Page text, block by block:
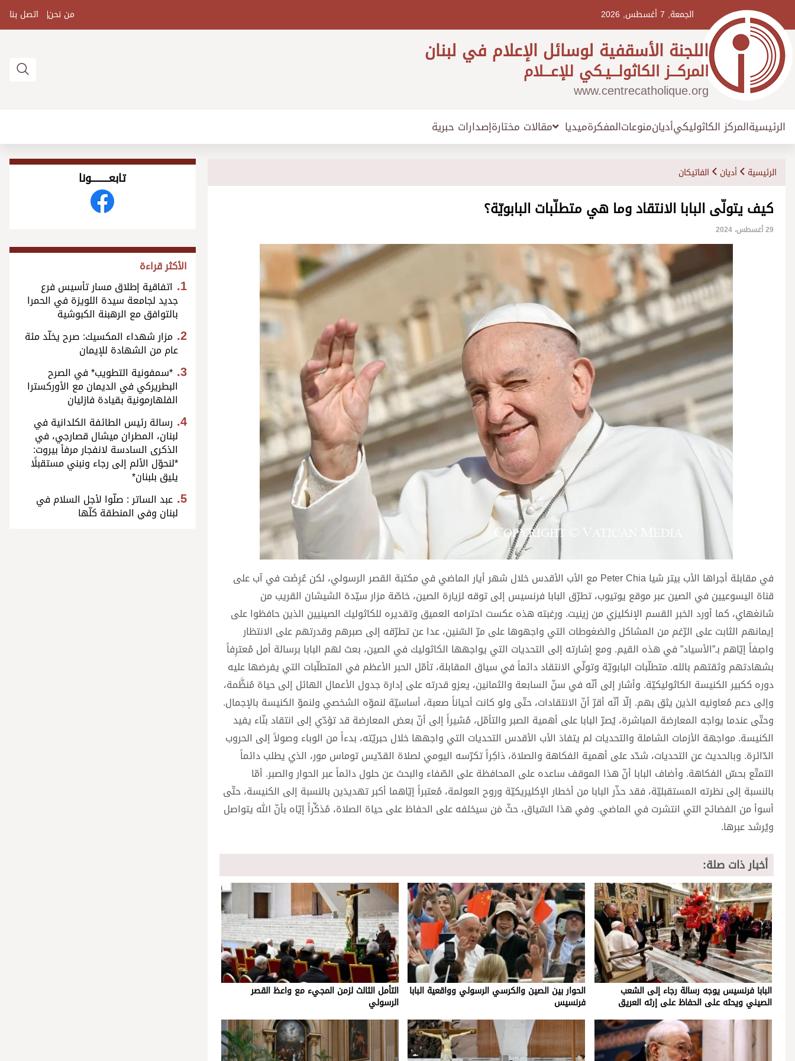
الجمعة, 7 أغسطس, 2026 من نحن اتصل بنا
اللجنة الأسقفية لوسائل الإعلام في لبنان
المركـــز الكاثولـــيـكي للإعـــلام
www.centrecatholique.org
الرئيسيةالمركز الكاثوليكيأديانمنوعاتالمفكرةميديا مقالات مختارةإصدارات حبرية
الرئيسية أديان الفاتيكان
كيف يتولّى البابا الانتقاد وما هي متطلّبات البابويّة؟
29 أغسطس، 2024
في مقابلة أجراها الأب بيتر شيا Peter Chia مع الأب الأقدس خلال شهر أيار الماضي في مكتبة القصر الرسولي، لكن عُرِضَت في آب على
قناة اليسوعيين في الصين عبر موقع يوتيوب، تطرّق البابا فرنسيس إلى توقه لزيارة الصين، خاصّة مزار سيّدة الشيشان القريب من
شانغهاي، كما أورد الخبر القسم الإنكليزي من زينيت. ورغبته هذه عكست احترامه العميق وتقديره للكاثوليك الصينيين الذين حافظوا على
إيمانهم الثابت على الرّغم من المشاكل والضغوطات التي واجهوها على مرّ السّنين، عدا عن تطرّقه إلى صبرهم وقدرتهم على الانتظار
واصِفاً إيّاهم بـ”الأسياد” في هذه القيم. ومع إشارته إلى التحديات التي يواجهها الكاثوليك في الصين، بعث لهم البابا برسالة أمل مُعترِفاً
بشهادتهم وثقتهم بالله. متطلّبات البابويّة وتولّي الانتقاد دائماً في سياق المقابلة، تأمّل الحبر الأعظم في المتطلّبات التي يفرضها عليه
دوره ككبير الكنيسة الكاثوليكيّة. وأشار إلى أنّه في سنّ السابعة والثمانين، يعزو قدرته على إدارة جدول الأعمال الهائل إلى حياة مُنظَّمة،
وإلى دعم مُعاونيه الذين يثق بهم. إلّا أنّه أقرّ أنّ الانتقادات، حتّى ولو كانت أحياناً صعبة، أساسيّة لنموّه الشخصي ولنموّ الكنيسة بالإجمال.
وحتّى عندما يواجه المعارضة المباشرة، يُصرّ البابا على أهمية الصبر والتأمّل، مُشيراً إلى أنّ بعض المعارضة قد تؤدّي إلى انتقاد بنّاء يفيد
الكنيسة. مواجهة الأزمات الشاملة والتحديات لم يتفادَ الأب الأقدس التحديات التي واجهها خلال حبريّته، بدءاً من الوباء وصولاً إلى الحروب
الدّائرة. وبالحديث عن التحديات، شدّد على أهمية الفكاهة والصلاة، ذاكِراً تكرّسه اليومي لصلاة القدّيس توماس مور، الذي يطلب دائماً
التمتّع بحسّ الفكاهة. وأضاف البابا أنّ هذا الموقف ساعده على المحافظة على الصّفاء والبحث عن حلول دائماً عبر الحوار والصبر. أمّا
بالنسبة إلى نظرته المستقبليّة، فقد حذّر البابا من أخطار الإكليريكيّة وروح العولمة، مُعتبراً إيّاهما أكبر تهديدَين بالنسبة إلى الكنيسة، حتّى
أسوأ من الفضائح التي انتشرت في الماضي. وفي هذا السّياق، حثّ مَن سيخلفه على الحفاظ على حياة الصلاة، مُذكِّراً إيّاه بأنّ الله يتواصل
ويُرشد عبرها.
أخبار ذات صلة:
البابا فرنسيس يوجه رسالة رجاء إلى الشعب
الصيني ويحثه على الحفاظ على إرثه العريق
الحوار بين الصين والكرسي الرسولي وواقعية البابا
فرنسيس
التأمل الثالث لزمن المجيء مع واعظ القصر
الرسولي
تابعــــــــــونا
الأكثر قراءة
اتفاقية إطلاق مسار تأسيس فرع
جديد لجامعة سيدة اللويزة في الحمرا
بالتوافق مع الرهبنة الكبوشية
مزار شهداء المكسيك: صرح يخلّد مئة
عام من الشهادة للإيمان
*سمفونية التطويب* في الصرح
البطريركي في الديمان مع الأوركسترا
الفلهارمونية بقيادة فازليان
رسالة رئيس الطائفة الكلدانية في
لبنان، المطران ميشال قصارجي، في
الذكرى السادسة لانفجار مرفأ بيروت:
*لنحوّل الألم إلى رجاء ونبني مستقبلًا
يليق بلبنان*
عبد الساتر : صلّوا لأجل السلام في
لبنان وفي المنطقة كلّها